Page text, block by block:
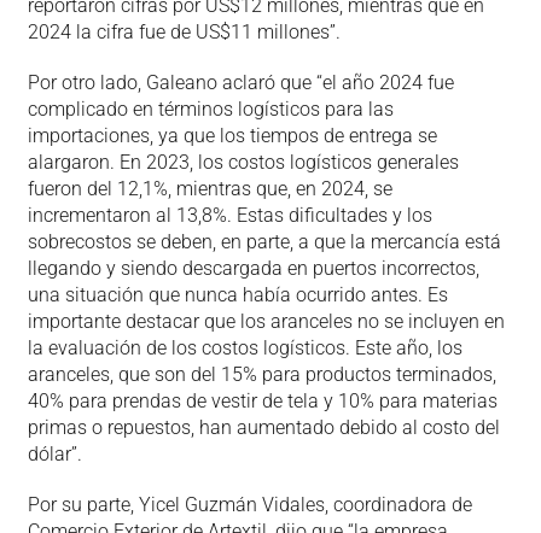
reportaron cifras por US$12 millones, mientras que en
2024 la cifra fue de US$11 millones”.
Por otro lado, Galeano aclaró que “el año 2024 fue
complicado en términos logísticos para las
importaciones, ya que los tiempos de entrega se
alargaron. En 2023, los costos logísticos generales
fueron del 12,1%, mientras que, en 2024, se
incrementaron al 13,8%. Estas dificultades y los
sobrecostos se deben, en parte, a que la mercancía está
llegando y siendo descargada en puertos incorrectos,
una situación que nunca había ocurrido antes. Es
importante destacar que los aranceles no se incluyen en
la evaluación de los costos logísticos. Este año, los
aranceles, que son del 15% para productos terminados,
40% para prendas de vestir de tela y 10% para materias
primas o repuestos, han aumentado debido al costo del
dólar”.
Por su parte, Yicel Guzmán Vidales, coordinadora de